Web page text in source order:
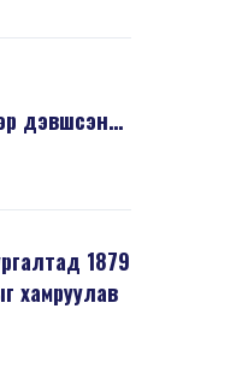
дэвшсэн
1879
хамруулав